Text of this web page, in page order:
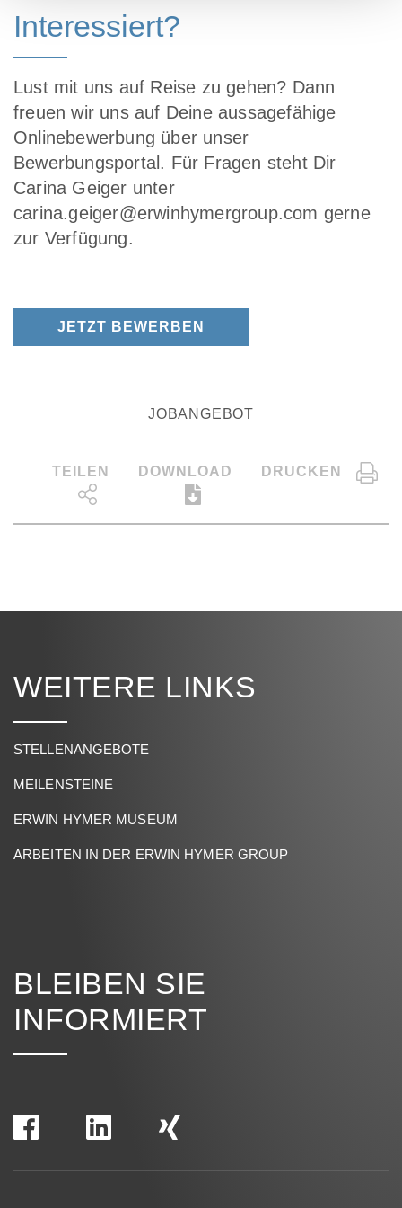
Interessiert?
Lust mit uns auf Reise zu gehen? Dann
freuen wir uns auf Deine aussagefähige
Onlinebewerbung über unser
Bewerbungsportal. Für Fragen steht Dir
Carina Geiger unter
carina.geiger@erwinhymergroup.com gerne
zur Verfügung.
JETZT BEWERBEN
JOBANGEBOT
TEILEN DOWNLOAD DRUCKEN
WEITERE LINKS
STELLENANGEBOTE
MEILENSTEINE
ERWIN HYMER MUSEUM
ARBEITEN IN DER ERWIN HYMER GROUP
BLEIBEN SIE
INFORMIERT